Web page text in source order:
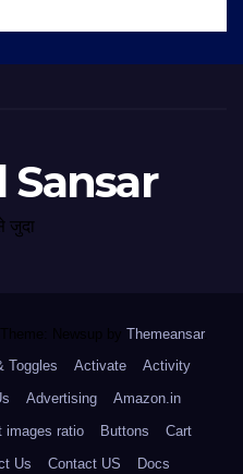
Sansar
जुदा
Theme: Newsup by Themeansar.
Toggles Activate
Activity
Advertising
Amazon.in
images ratio Buttons
Cart
Us Contact US
Docs